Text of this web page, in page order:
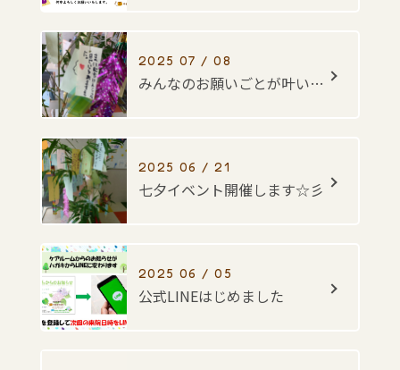
2025 07 / 08
みんなのお願いごとが叶いますように・・・☆彡
2025 06 / 21
七夕イベント開催します☆彡
2025 06 / 05
公式LINEはじめました